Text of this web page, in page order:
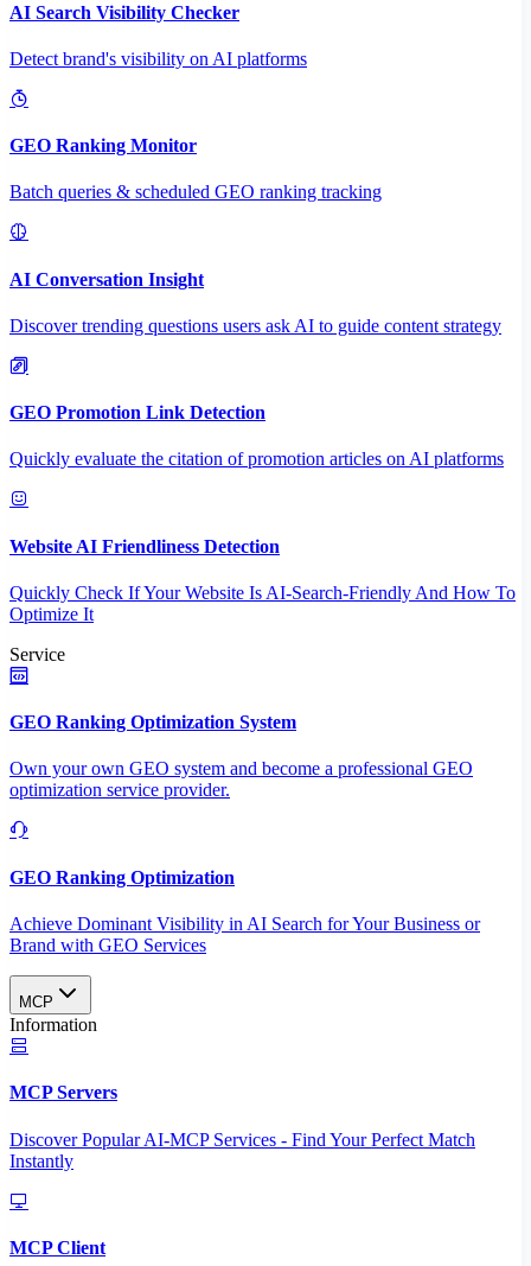
AI Search Visibility Checker
Detect brand's visibility on AI platforms
GEO Ranking Monitor
Batch queries & scheduled GEO ranking tracking
AI Conversation Insight
Discover trending questions users ask AI to guide content strategy
GEO Promotion Link Detection
Quickly evaluate the citation of promotion articles on AI platforms
Website AI Friendliness Detection
Quickly Check If Your Website Is AI-Search-Friendly And How To
Optimize It
Service
GEO Ranking Optimization System
Own your own GEO system and become a professional GEO
optimization service provider.
GEO Ranking Optimization
Achieve Dominant Visibility in AI Search for Your Business or
Brand with GEO Services​
MCP
Information
MCP Servers
Discover Popular AI-MCP Services - Find Your Perfect Match
Instantly
MCP Client